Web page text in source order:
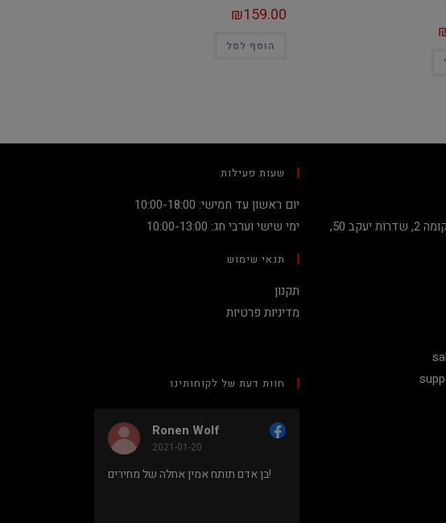
₪159.00
הוסף לסל
קניון מגדלי העיר קומה 2, שדרות יעקב 50,
שעות פעילות
יום ראשון עד חמישי: 10:00-18:00
ימי שישי וערבי חג: 10:00-13:00
תנאי שימוש
תקנון
מדיניות פרטיות
חוות דעת של לקוחותינו
Ronen Wolf
2021-01-20
בן אדם תותח אמין אחלה של מחירים!